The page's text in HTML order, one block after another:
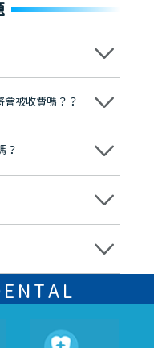
院匯聚來自香港、內地的
爾種植系統全球放心植牙中
到粵港澳大灣區及周邊城
設有八大分院，香港亦設
時預約免費咨詢，讓人十
會被收費嗎？？
取任何費用。
？
的價錢，顧客同意並簽字
，而匯率會及時告知客人
們，告知我們你原本預約